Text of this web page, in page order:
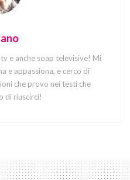
e anche soap televisive! Mi
e appassiona, e cerco di
che provo nei testi che
di riuscirci!